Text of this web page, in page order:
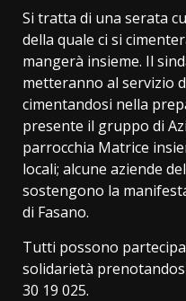
Si tratta di una serata
della quale ci si
mangerà insieme. Il
metteranno al servizio
cimentandosi nella
presente il gruppo di
parrocchia Matrice
locali; alcune aziende
sostengono la
di Fasano.
Tutti possono
solidarietà
30 19 025.